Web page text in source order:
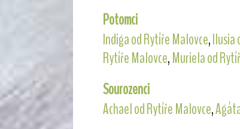
Potomci
Indiga od Rytíře Malovce,Ilusia
Rytíře Malovce,Muriela od
Sourozenci
Achael od Rytíře Malovce,